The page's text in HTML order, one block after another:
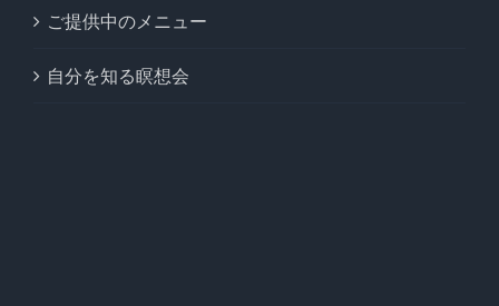
ご提供中のメニュー
自分を知る瞑想会